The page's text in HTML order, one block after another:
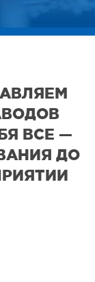
ВСЕ —
ДО